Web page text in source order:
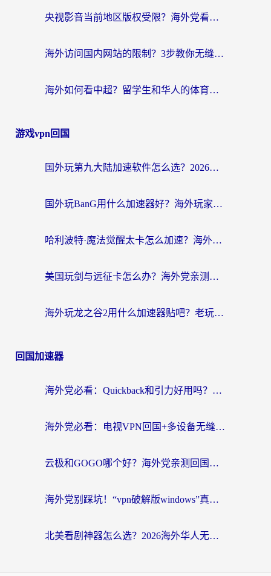
央视影音当前地区版权受限？海外党看国内剧、追电视台的终极解决方案
海外访问国内网站的限制？3步教你无缝解锁国内资源（附实测最优工具）
海外如何看中超？留学生和华人的体育赛事观看终极指南（附欧洲杯奥运会观看技巧）
游戏vpn回国
国外玩第九大陆加速软件怎么选？2026终极指南帮你告别延迟卡顿
国外玩BanG用什么加速器好？海外玩家亲测的国服游戏加速终极方案
哈利波特·魔法觉醒太卡怎么加速？海外党亲测有效的国服游戏加速指南
美国玩剑与远征卡怎么办？海外党亲测有效的国服游戏加速指南
海外玩龙之谷2用什么加速器贴吧？老玩家实测推荐，附新加坡猎魂觉醒国外剑与远征加速攻略
回国加速器
海外党必看：Quickback和引力好用吗？3分钟搞懂回国加速器怎么选
海外党必看：电视VPN回国+多设备无缝访问国内资源的实用指南
云极和GOGO哪个好？海外党亲测回国加速器选择指南（附iOS免费&Windows VPN实用技巧）
海外党别踩坑！“vpn破解版windows”真的能用？教你选对回国加速器无缝刷国内资源
北美看剧神器怎么选？2026海外华人无缝访问国内资源全攻略